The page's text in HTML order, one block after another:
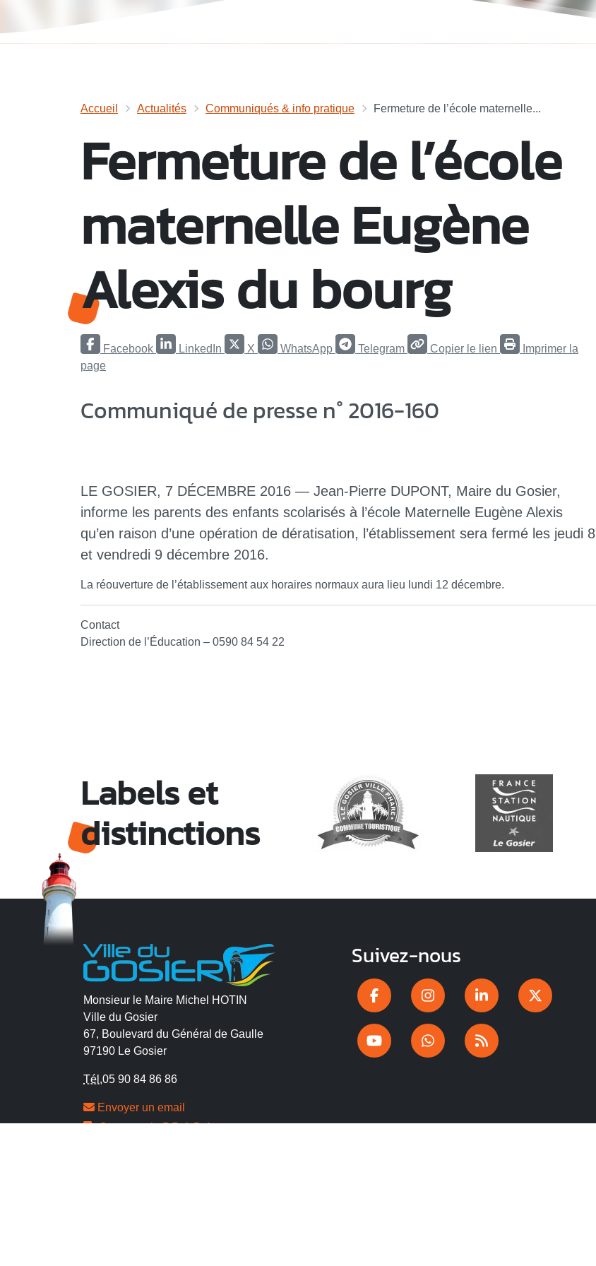
Accueil Actualités Communiqués & info pratique Fermeture de l’école maternelle...
Fermeture de l’école
maternelle Eugène
Alexis du bourg
Facebook LinkedIn X WhatsApp Telegram Copier le lien
Imprimer la
page
Communiqué de presse n° 2016-160
LE GOSIER, 7 DÉCEMBRE 2016 — Jean-Pierre DUPONT, Maire du Gosier,
informe les parents des enfants scolarisés à l’école Maternelle Eugène Alexis
qu’en raison d’une opération de dératisation, l’établissement sera fermé les jeudi 8
et vendredi 9 décembre 2016.
La réouverture de l’établissement aux horaires normaux aura lieu lundi 12 décembre.
Contact
Direction de l’Éducation – 0590 84 54 22
Labels et
distinctions
Monsieur le Maire Michel HOTIN
Ville du Gosier
67, Boulevard du Général de Gaulle
97190 Le Gosier
Tél.05 90 84 86 86
Envoyer un email
Contacter la P.R.A.D.A
Suivez-nous